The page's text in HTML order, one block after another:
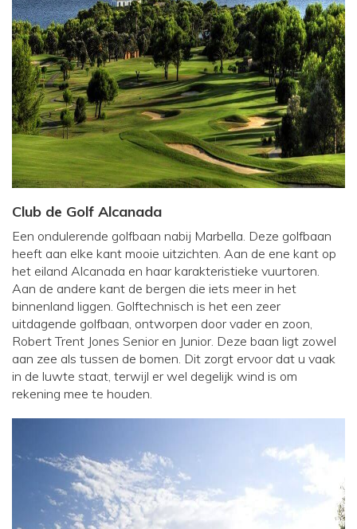
Club de Golf Alcanada
Een ondulerende golfbaan nabij Marbella. Deze golfbaan
heeft aan elke kant mooie uitzichten. Aan de ene kant op
het eiland Alcanada en haar karakteristieke vuurtoren.
Aan de andere kant de bergen die iets meer in het
binnenland liggen. Golftechnisch is het een zeer
uitdagende golfbaan, ontworpen door vader en zoon,
Robert Trent Jones Senior en Junior. Deze baan ligt zowel
aan zee als tussen de bomen. Dit zorgt ervoor dat u vaak
in de luwte staat, terwijl er wel degelijk wind is om
rekening mee te houden.